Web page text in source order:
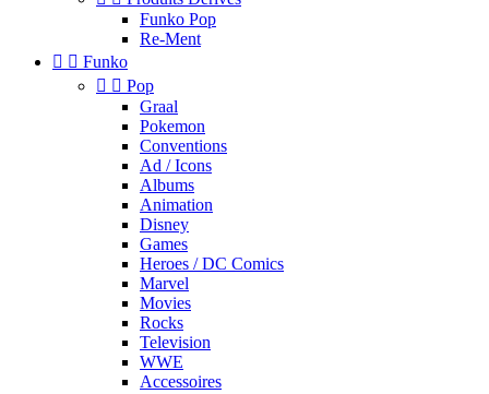
Funko Pop
Re-Ment
  Funko
  Pop
Graal
Pokemon
Conventions
Ad / Icons
Albums
Animation
Disney
Games
Heroes / DC Comics
Marvel
Movies
Rocks
Television
WWE
Accessoires